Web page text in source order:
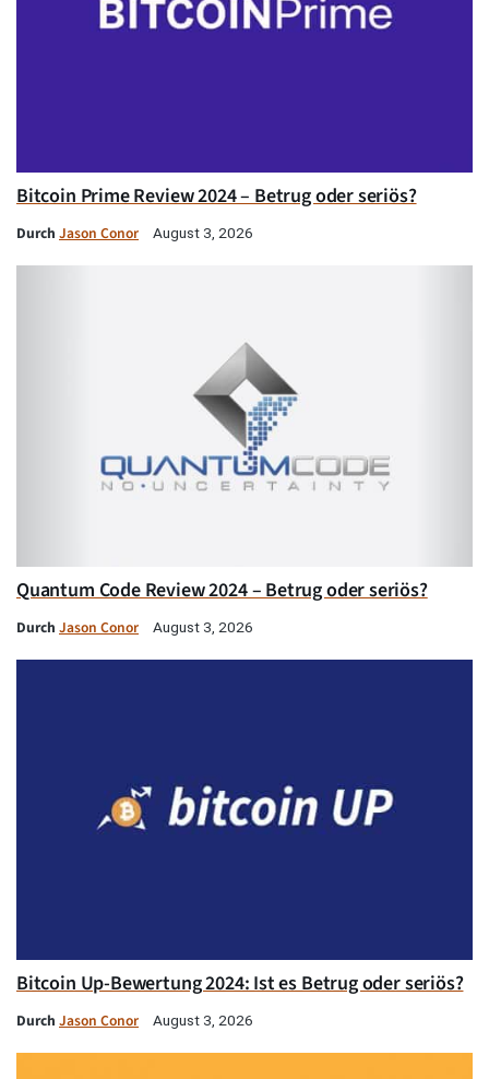
Bitcoin Prime Review 2024 – Betrug oder seriös?
Durch Jason Conor August 3, 2026
Quantum Code Review 2024 – Betrug oder seriös?
Durch Jason Conor August 3, 2026
Bitcoin Up-Bewertung 2024: Ist es Betrug oder seriös?
Durch Jason Conor August 3, 2026